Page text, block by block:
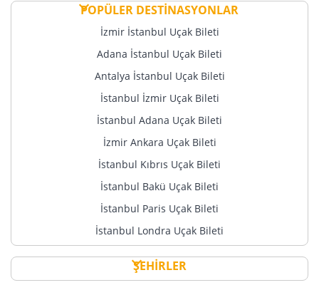
POPÜLER DESTİNASYONLAR
İzmir İstanbul Uçak Bileti
Adana İstanbul Uçak Bileti
Antalya İstanbul Uçak Bileti
İstanbul İzmir Uçak Bileti
İstanbul Adana Uçak Bileti
İzmir Ankara Uçak Bileti
İstanbul Kıbrıs Uçak Bileti
İstanbul Bakü Uçak Bileti
İstanbul Paris Uçak Bileti
İstanbul Londra Uçak Bileti
ŞEHİRLER